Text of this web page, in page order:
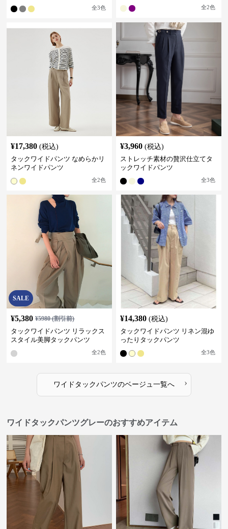
全3色 全2色
¥17,380 (税込)
タックワイドパンツ なめらかリ
ネンワイドパンツ
全2色
¥3,960 (税込)
ストレッチ素材の贅沢仕立てタ
ックワイドパンツ
全3色
SALE
¥5,380 ¥5980(割引前)
タックワイドパンツ リラックス
スタイル美脚タックパンツ
全2色
¥14,380 (税込)
タックワイドパンツ リネン混ゆ
ったりタックパンツ
全3色
ワイドタックパンツのベージュ一覧へ ›
ワイドタックパンツグレーのおすすめアイテム